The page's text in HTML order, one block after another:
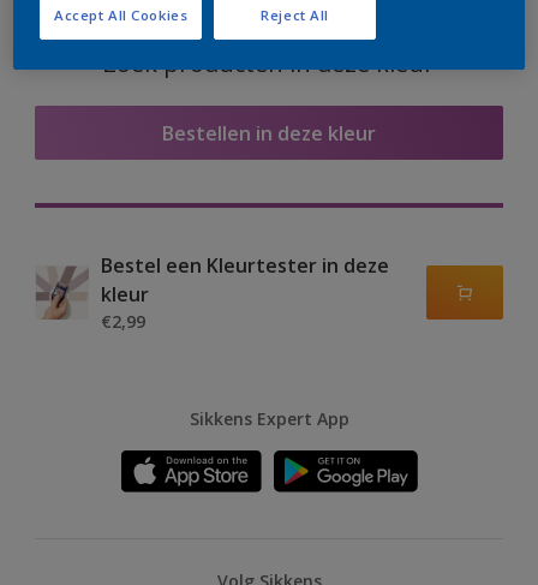
Zoek producten in deze kleur
Bestellen in deze kleur
Bestel een Kleurtester in deze
kleur
€2,99
Sikkens Expert App
Reject All
Accept All Cookies